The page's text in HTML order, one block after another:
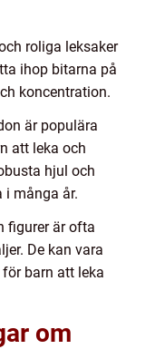
roliga leksaker
ihop bitarna på
koncentration.
är populära
att leka och
hjul och
i många år.
figurer är ofta
De kan vara
barn att leka
om